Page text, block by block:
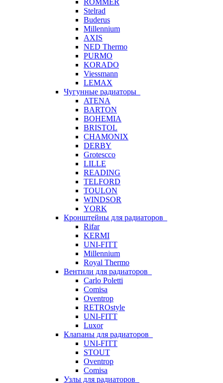
ROMMER
Stelrad
Buderus
Millennium
AXIS
NED Thermo
PURMO
KORADO
Viessmann
LEMAX
Чугунные радиаторы
ATENA
BARTON
BOHEMIA
BRISTOL
CHAMONIX
DERBY
Grotescco
LILLE
READING
TELFORD
TOULON
WINDSOR
YORK
Кронштейны для радиаторов
Rifar
KERMI
UNI-FITT
Millennium
Royal Thermo
Вентили для радиаторов
Carlo Poletti
Comisa
Oventrop
RETROstyle
UNI-FITT
Luxor
Клапаны для радиаторов
UNI-FITT
STOUT
Oventrop
Comisa
Узлы для радиаторов